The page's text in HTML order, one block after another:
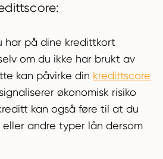
har på dine kredittkort
om du ikke har brukt av
kan påvirke din kredittscore
økonomisk risiko
kan også føre til at du
andre typer lån dersom